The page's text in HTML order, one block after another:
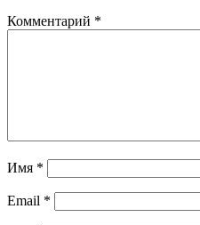
Комментарий *
Имя *
Email *